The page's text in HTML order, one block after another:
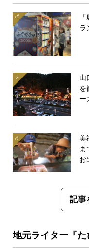
記事
ラ
山
を
ー
美
ま
お
地元ライター『